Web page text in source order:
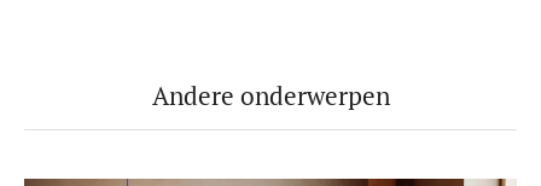
Andere onderwerpen